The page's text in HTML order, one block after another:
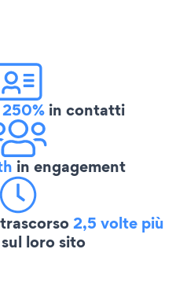
in contatti
in engagement
2,5 volte più
sul loro sito